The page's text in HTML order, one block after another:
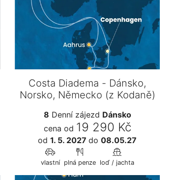
Costa Diadema - Dánsko,
Norsko, Německo (z Kodaně)
8 Denní zájezd Dánsko
cena od 19 290 Kč
od 1. 5. 2027 do 08.05.27
vlastní plná penze loď / jachta